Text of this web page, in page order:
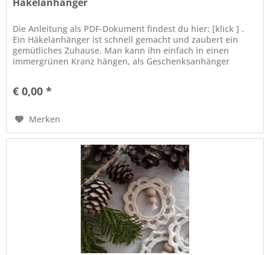
Die Anleitung als PDF-Dokument findest du hier: [klick ] .
Ein Häkelanhänger ist schnell gemacht und zaubert ein
gemütliches Zuhause. Man kann ihn einfach in einen
immergrünen Kranz hängen, als Geschenksanhänger
€ 0,00 *
Merken